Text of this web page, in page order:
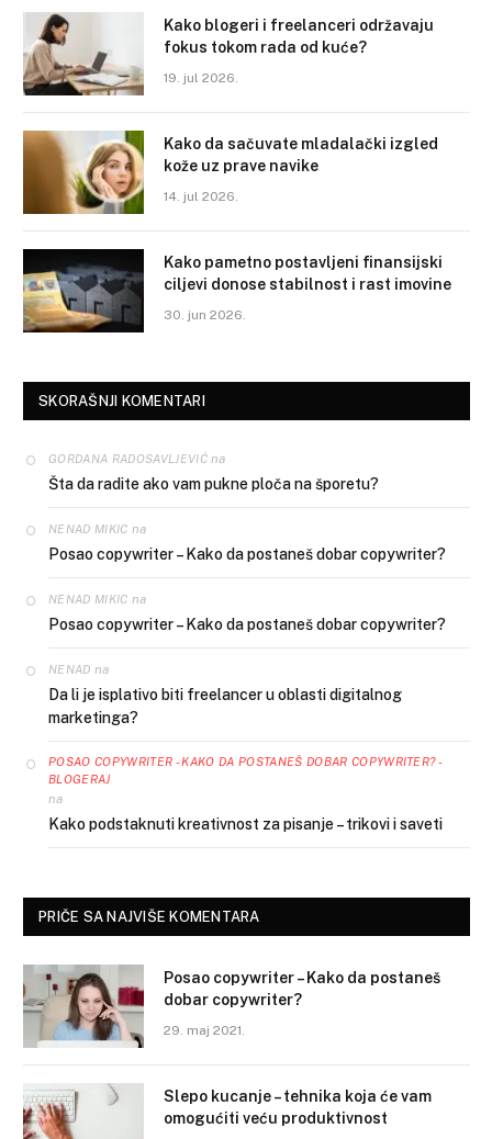
Kako blogeri i freelanceri održavaju
fokus tokom rada od kuće?
19. jul 2026.
Kako da sačuvate mladalački izgled
kože uz prave navike
14. jul 2026.
Kako pametno postavljeni finansijski
ciljevi donose stabilnost i rast imovine
30. jun 2026.
SKORAŠNJI KOMENTARI
GORDANA RADOSAVLJEVIĆna
Šta da radite ako vam pukne ploča na šporetu?
NENAD MIKIC na
Posao copywriter – Kako da postaneš dobar copywriter?
NENAD MIKIC na
Posao copywriter – Kako da postaneš dobar copywriter?
NENAD na
Da li je isplativo biti freelancer u oblasti digitalnog
marketinga?
POSAO COPYWRITER - KAKO DA POSTANEŠ DOBAR COPYWRITER? -
BLOGERAJ
na
Kako podstaknuti kreativnost za pisanje – trikovi i saveti
PRIČE SA NAJVIŠE KOMENTARA
Posao copywriter – Kako da postaneš
dobar copywriter?
29. maj 2021.
Slepo kucanje – tehnika koja će vam
omogućiti veću produktivnost